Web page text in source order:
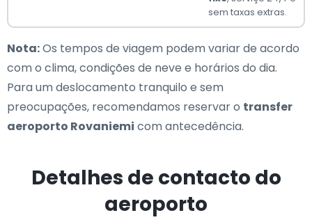
sem taxas extras.
Nota:Os tempos de viagem podem variar de acordo
com o clima, condições de neve e horários do dia.
Para um deslocamento tranquilo e sem
preocupações, recomendamos reservar o transfer
aeroporto Rovaniemi com antecedência.
Detalhes de contacto do
aeroporto